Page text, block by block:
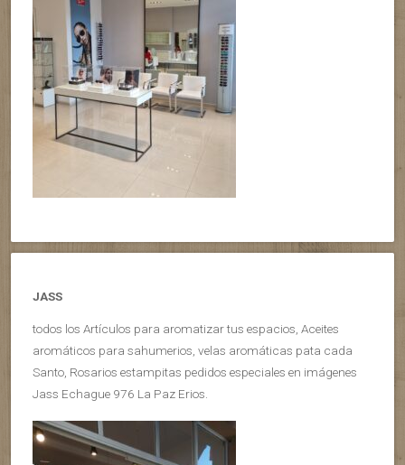
JASS
todos los Artículos para aromatizar tus espacios, Aceites
aromáticos para sahumerios, velas aromáticas pata cada
Santo, Rosarios estampitas pedidos especiales en imágenes
Jass Echague 976 La Paz Erios.